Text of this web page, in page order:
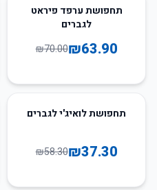
תחפושת ערפד פיראט
לגברים
₪63.90
₪70.00
36
תחפושת לואיג'י לגברים
₪37.30
₪58.30